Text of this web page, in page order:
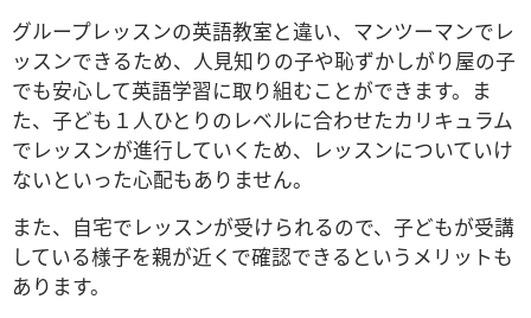
グループレッスンの英語教室と違い、マンツーマンでレ
ッスンできるため、人見知りの子や恥ずかしがり屋の子
でも安心して英語学習に取り組むことができます。ま
た、子ども１人ひとりのレベルに合わせたカリキュラム
でレッスンが進行していくため、レッスンについていけ
ないといった心配もありません。
また、自宅でレッスンが受けられるので、子どもが受講
している様子を親が近くで確認できるというメリットも
あります。